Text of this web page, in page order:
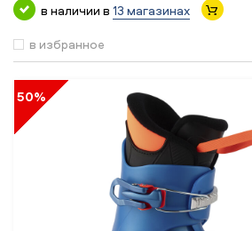
в наличии в 13 магазинах
в избранное
50%